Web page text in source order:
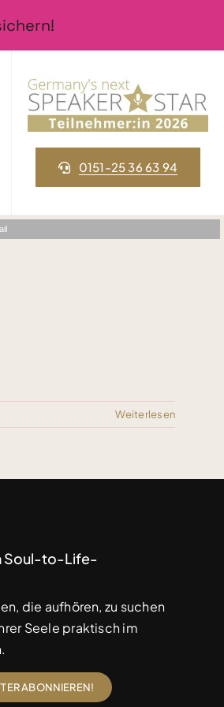
0151-25 36 63 94
Weiterlesen
Soul-to-Life-
die aufhören, zu suchen
Seele praktisch im
ABONNIEREN!